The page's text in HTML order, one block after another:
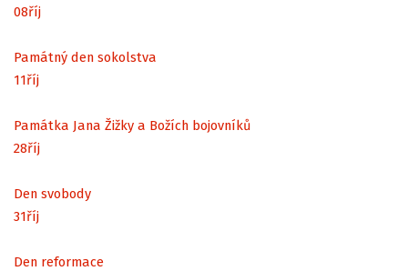
08říj
Památný den sokolstva
11říj
Památka Jana Žižky a Božích bojovníků
28říj
Den svobody
31říj
Den reformace